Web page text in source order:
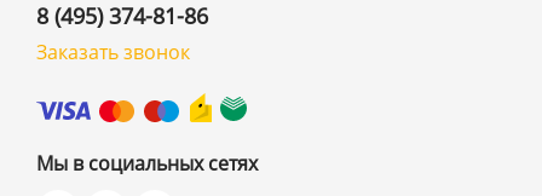
8 (495) 374-81-86
Заказать звонок
Мы в социальных сетях